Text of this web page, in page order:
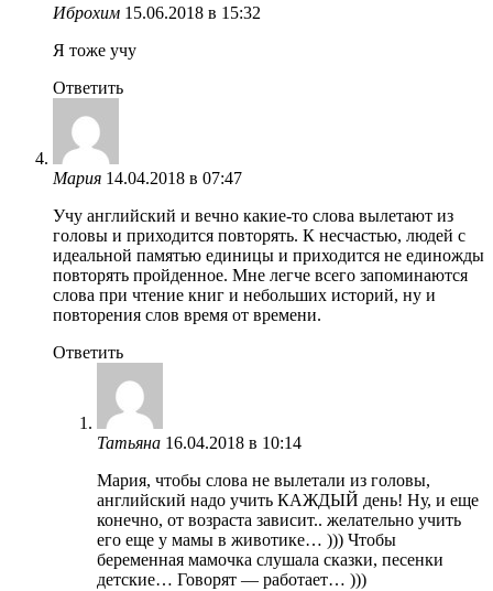
Иброхим 15.06.2018 в 15:32
Я тоже учу
Ответить
Мария 14.04.2018 в 07:47
Учу английский и вечно какие-то слова вылетают из
головы и приходится повторять. К несчастью, людей с
идеальной памятью единицы и приходится не единожды
повторять пройденное. Мне легче всего запоминаются
слова при чтение книг и небольших историй, ну и
повторения слов время от времени.
Ответить
Татьяна 16.04.2018 в 10:14
Мария, чтобы слова не вылетали из головы,
английский надо учить КАЖДЫЙ день! Ну, и еще
конечно, от возраста зависит.. желательно учить
его еще у мамы в животике… ))) Чтобы
беременная мамочка слушала сказки, песенки
детские… Говорят — работает… )))